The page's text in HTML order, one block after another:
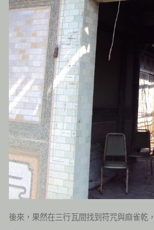
後來，果然在三行瓦間找到符咒與麻雀乾